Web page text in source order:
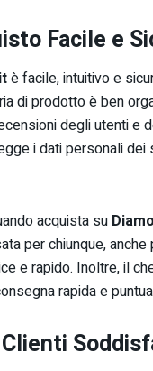
Facile e
è facile, intuitivo e
di prodotto è ben
degli utenti e
i dati personali
acquista su
per chiunque,
e rapido. Inoltre, il
rapida e